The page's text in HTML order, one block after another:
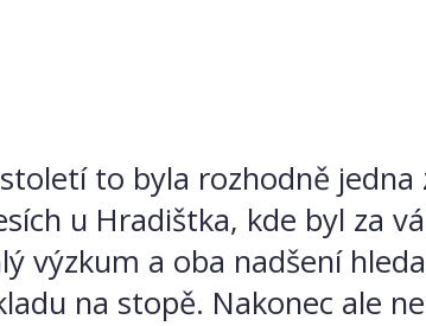
to byla rozhodně jedna
u Hradištka, kde byl za
výzkum a oba nadšení
na stopě. Nakonec ale